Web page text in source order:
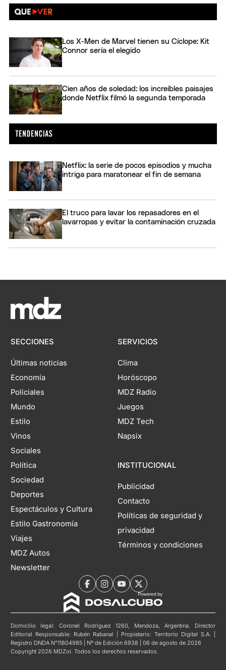
Los X-Men de Marvel tienen su Cíclope: Kit
Connor sería el elegido
Cien años de soledad: los increíbles paisajes
donde Netflix filmó la segunda temporada
Netflix: la serie de pocos episodios y mucha
intriga para maratonear el fin de semana
El truco para lavar los repasadores en el
lavarropas y evitar la contaminación cruzada
SECCIONES
Últimas noticias
Economía
Policiales
Mundo
Estilo
Vinos
Sociales
Política
Sociedad
Deportes
Espectáculos y Cultura
Estilo Gastronomía
Viajes
MDZ Autos
Newsletter
SERVICIOS
Clima
Horóscopo
MDZ Radio
Juegos
MDZ Tech
Napsix
INSTITUCIONAL
Publicidad
Contacto
Políticas de seguridad y
privacidad
Términos y condiciones
Domicilio legal: Coronel Rodríguez 1260, Mendoza, Argentina. Director
Editorial Responsable: Rubén Rabanal | Propietario: Territorio Digital S.A. |
Registro DNDA N°11804985 | Nº de Edición 6938 | 06 de agosto de 2026
Copyright 2026 MDZol. Todos los derechos reservados.